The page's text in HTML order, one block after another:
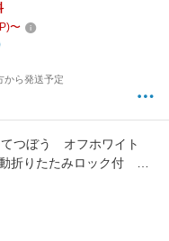
つぼう さか上がり キッ
ランコ 体操 運動 小学生
ス
〜
から発送予定
つぼう オフホワイト
折りたたみロック付 ラ
外使用可【沖縄・離島